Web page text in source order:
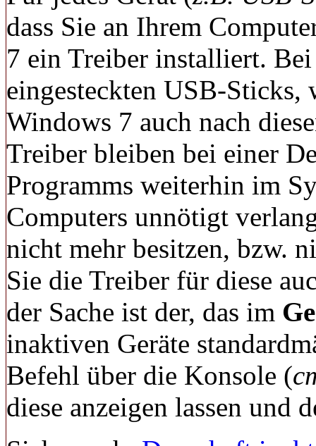
dass Sie an Ihrem
7 ein Treiber installiert.
eingesteckten USB-
Windows 7 auch nach
Treiber bleiben bei einer
Programms weiterhin im
Computers unnötigt
nicht mehr besitzen, bzw.
Sie die Treiber für diese
der Sache ist der, das im
inaktiven Geräte
Befehl über die Konsole (
diese anzeigen lassen und